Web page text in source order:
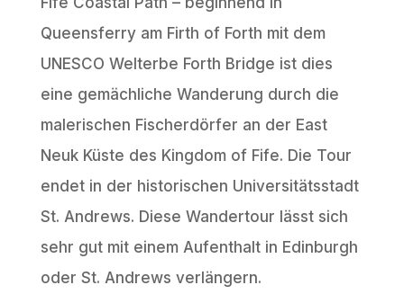
Queensferry am Firth of Forth mit dem
UNESCO Welterbe Forth Bridge ist dies
eine gemächliche Wanderung durch die
malerischen Fischerdörfer an der East
Neuk Küste des Kingdom of Fife. Die Tour
endet in der historischen Universitätsstadt
St. Andrews. Diese Wandertour lässt sich
sehr gut mit einem Aufenthalt in Edinburgh
oder St. Andrews verlängern.